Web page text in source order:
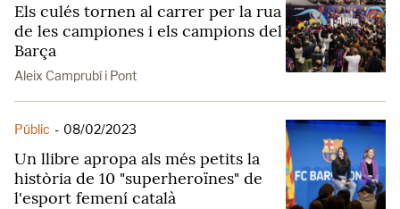
Els culés tornen al carrer per la rua
de les campiones i els campions del
Barça
Aleix Camprubí i Pont
Públic - 08/02/2023
Un llibre apropa als més petits la
història de 10 "superheroïnes" de
l'esport femení català